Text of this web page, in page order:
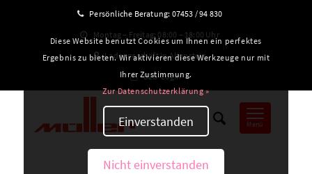
Persönliche Beratung: 07453 / 94 830
Montag – Freitag: 08:00 – 18:00 Uhr
Ladengeschäft in Altensteig
B2B-Login
Menü
Diese Website benutzt Cookies um Ihnen ein perfektes
Ergebnis zu bieten. Wir aktivieren diese Werkzeuge nur mit
Ihrer Zustimmung.
Zur Datenschutzerklärung »
Einverstanden
Nicht einverstanden